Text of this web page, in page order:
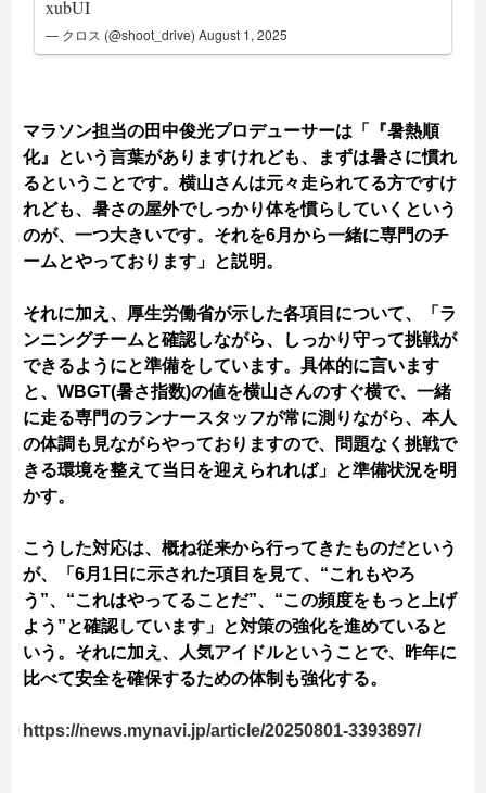
xubUI
— クロス (@shoot_drive)August 1, 2025
マラソン担当の田中俊光プロデューサーは「『暑熱順
化』という言葉がありますけれども、まずは暑さに慣れ
るということです。横山さんは元々走られてる方ですけ
れども、暑さの屋外でしっかり体を慣らしていくという
のが、一つ大きいです。それを6月から一緒に専門のチ
ームとやっております」と説明。
それに加え、厚生労働省が示した各項目について、「ラ
ンニングチームと確認しながら、しっかり守って挑戦が
できるようにと準備をしています。具体的に言います
と、WBGT(暑さ指数)の値を横山さんのすぐ横で、一緒
に走る専門のランナースタッフが常に測りながら、本人
の体調も見ながらやっておりますので、問題なく挑戦で
きる環境を整えて当日を迎えられれば」と準備状況を明
かす。
こうした対応は、概ね従来から行ってきたものだという
が、「6月1日に示された項目を見て、“これもやろ
う”、“これはやってることだ”、“この頻度をもっと上げ
よう”と確認しています」と対策の強化を進めていると
いう。それに加え、人気アイドルということで、昨年に
比べて安全を確保するための体制も強化する。
https://news.mynavi.jp/article/20250801-3393897/